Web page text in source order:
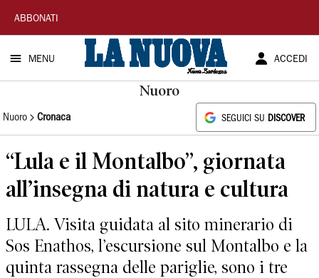
La
Nuova
Sardegna
ABBONATI
MENU ACCEDI
Nuoro
Nuoro Cronaca SEGUICI SU DISCOVER
“Lula e il Montalbo”, giornata
all’insegna di natura e cultura
LULA. Visita guidata al sito minerario di
Sos Enathos, l’escursione sul Montalbo e la
quinta rassegna delle pariglie, sono i tre